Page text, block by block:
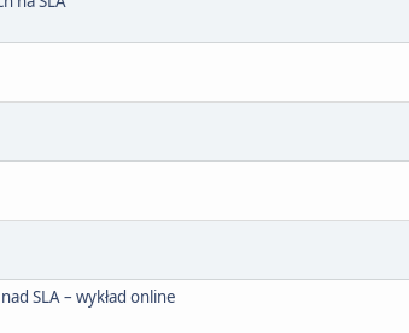
SLA – wykład online